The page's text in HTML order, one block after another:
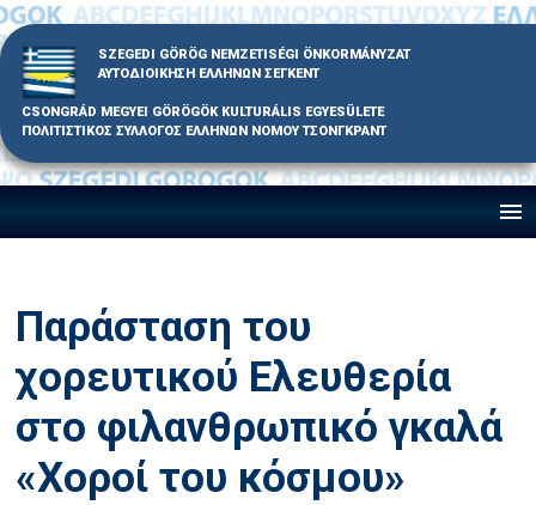
Skip
to
content
SZEGEDI GÖRÖG NEMZETISÉGI ÖNKORMÁNYZAT
ΑΥΤΟΔΙΟΙΚΗΣΗ ΕΛΛΗΝΩΝ ΣΕΓΚΕΝΤ
CSONGRÁD MEGYEI GÖRÖGÖK KULTURÁLIS EGYESÜLETE
ΠΟΛΙΤΙΣΤΙΚΟΣ ΣΥΛΛΟΓΟΣ ΕΛΛΗΝΩΝ ΝΟΜΟΥ ΤΣΟΝΓΚΡΑΝΤ
Παράσταση του
χορευτικού Ελευθερία
στο φιλανθρωπικό γκαλά
«Χοροί του κόσμου»